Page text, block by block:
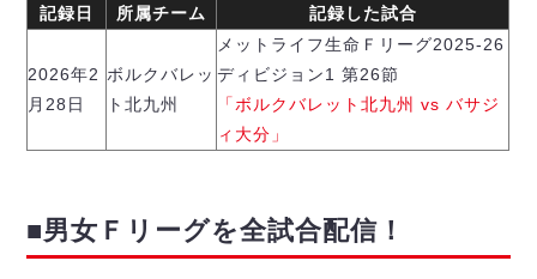
ヴォスクオーレ仙台
マルバ水戸FC
リガーレヴィア葛飾
Y．S．C．C．横浜
ヴィンセドール白山
ポルセイド浜田
ミラクルスマイル新居浜
記録日 所属チーム 記録した試合
2026年2
月28日
ボルクバレッ
ト北九州
メットライフ生命Ｆリーグ2025-26
ディビジョン1 第26節
「ボルクバレット北九州 vs バサジ
ィ大分」
■男女Ｆリーグを全試合配信！